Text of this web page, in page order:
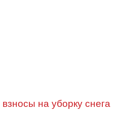
на уборку снега